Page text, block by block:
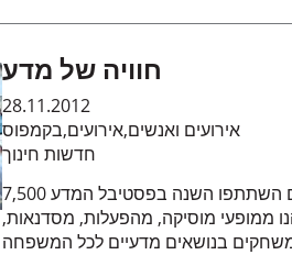
חוויה של מדע
28.11.2012
אירועים ואנשים,אירועים,בקמפוס
חדשות חינוך
7,500 מבקרים בני כל הגילים השתתפו השנה בפסטיבל המדע
ממופעי מוסיקה, מהפעלות, מסדנאות,